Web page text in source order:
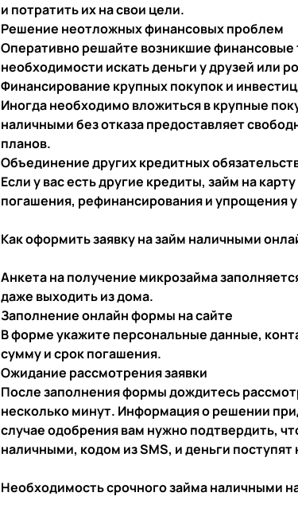
и потратить их на свои цели.
Решение неотложных финансовых проблем
Оперативно решайте возникшие
необходимости искать деньги у друзей или
Финансирование крупных покупок и
Иногда необходимо вложиться в крупные
наличными без отказа предоставляет
планов.
Объединение других кредитных
Если у вас есть другие кредиты, займ на
погашения, рефинансирования и упрощения
Как оформить заявку на займ наличными
Анкета на получение микрозайма
даже выходить из дома.
Заполнение онлайн формы на сайте
В форме укажите персональные данные,
сумму и срок погашения.
Ожидание рассмотрения заявки
После заполнения формы дождитесь
несколько минут. Информация о решении
случае одобрения вам нужно подтвердить,
наличными, кодом из SMS, и деньги поступят
Необходимость срочного займа наличными